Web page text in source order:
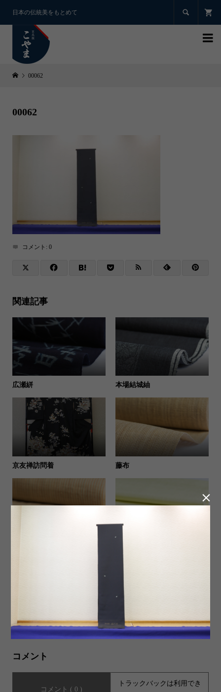
日本の伝統美をもとめて 

00062
00062
コメント: 0
関連記事
広瀬絣 本場結城紬
京友禅訪問着 藤布
天蚕糸
からむし織 弓浜絣
コメント
コメント ( 0 )
トラックバックは利用でき
